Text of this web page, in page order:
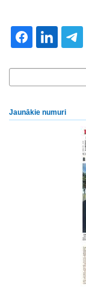
Jaunākie numuri